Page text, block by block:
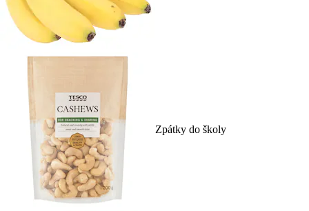
Zpátky do školy